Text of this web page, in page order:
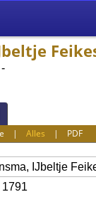
|Alles | PDF
, IJbeltje